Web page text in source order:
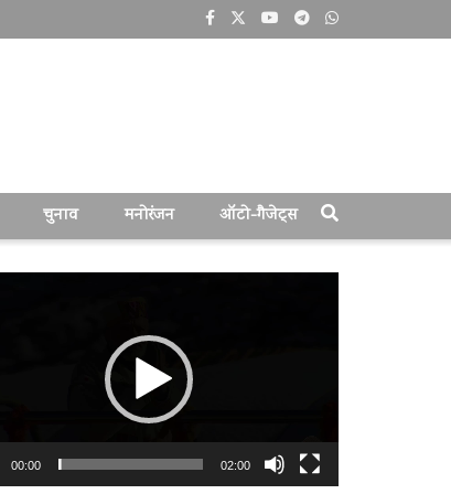
चुनाव मनोरंजन ऑटो-गैजेट्स
00:00 02:00